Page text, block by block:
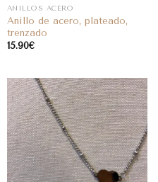
ANILLOS ACERO
Anillo de acero, plateado,
trenzado
15.90€